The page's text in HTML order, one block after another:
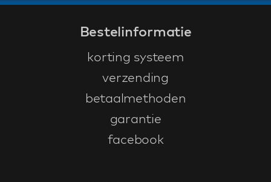
Bestelinformatie
korting systeem
verzending
betaalmethoden
garantie
facebook